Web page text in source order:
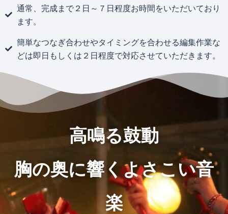
通常、完成まで２日～７日程度お時間をいただいており
ます。
簡単なつなぎ合わせやタイミングを合わせる編集作業な
どは即日もしくは２日程度で対応させていただきます。
高鳴る鼓動
胸の奥に響くよさこい音
楽